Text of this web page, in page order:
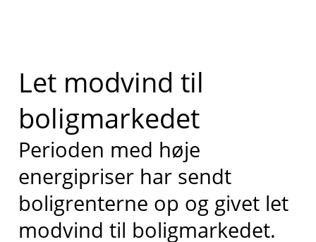
Let modvind til
boligmarkedet
Perioden med høje
energipriser har sendt
boligrenterne op og givet let
modvind til boligmarkedet.